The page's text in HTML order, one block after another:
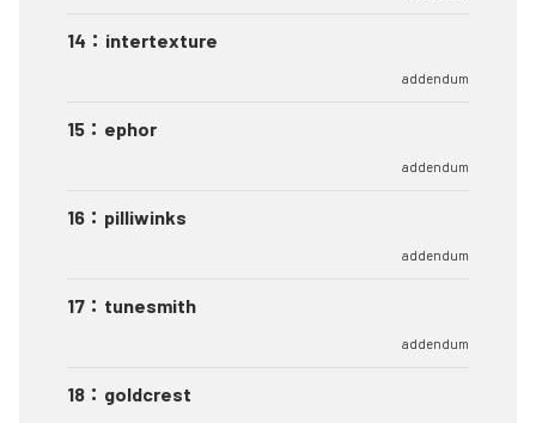
14 ： intertexture
addendum
15 ： ephor
addendum
16 ： pilliwinks
addendum
17 ： tunesmith
addendum
18 ： goldcrest